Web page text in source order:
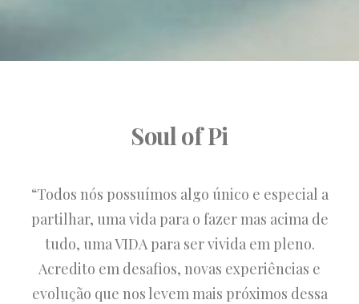
Soul of Pi
“Todos nós possuímos algo único e especial a
partilhar, uma vida para o fazer mas acima de
tudo, uma VIDA para ser vivida em pleno.
Acredito em desafios, novas experiências e
evolução que nos levem mais próximos dessa